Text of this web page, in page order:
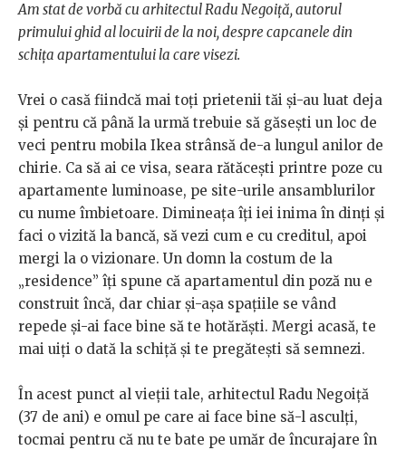
Am stat de vorbă cu arhitectul Radu Negoiță, autorul
primului ghid al locuirii de la noi, despre capcanele din
schița apartamentului la care visezi.
Vrei o casă fiindcă mai toți prietenii tăi și-au luat deja
și pentru că până la urmă trebuie să găsești un loc de
veci pentru mobila Ikea strânsă de-a lungul anilor de
chirie. Ca să ai ce visa, seara rătăcești printre poze cu
apartamente luminoase, pe site-urile ansamblurilor
cu nume îmbietoare. Dimineața îți iei inima în dinți și
faci o vizită la bancă, să vezi cum e cu creditul, apoi
mergi la o vizionare. Un domn la costum de la
„residence” îți spune că apartamentul din poză nu e
construit încă, dar chiar și-așa spațiile se vând
repede și-ai face bine să te hotărăști. Mergi acasă, te
mai uiți o dată la schiță și te pregătești să semnezi.
În acest punct al vieții tale, arhitectul Radu Negoiță
(37 de ani) e omul pe care ai face bine să-l asculți,
tocmai pentru că nu te bate pe umăr de încurajare în